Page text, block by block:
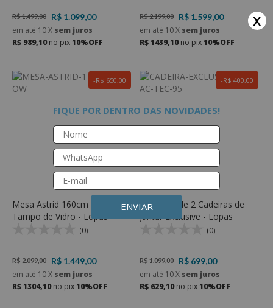
R$ 1.499,00
R$ 1.099,00
em até 10X sem juros
R$ 989,10no pix10%OFF
R$ 2.199,00
R$ 1.599,00
em até 10X sem juros
R$ 1439,10no pix10%OFF
R$ 650,00
Mesa Astrid 160cm com
Tampo de Vidro - Lopas
(0)
R$ 2.099,00
R$ 1.449,00
em até 10X sem juros
R$ 1304,10no pix10%OFF
R$ 400,00
Conjunto de 2 Cadeiras de
Jantar Exclusive - Lopas
(0)
R$ 1.099,00
R$ 699,00
em até 10X sem juros
R$ 629,10no pix10%OFF
x
FIQUE POR DENTRO DAS NOVIDADES!
ENVIAR